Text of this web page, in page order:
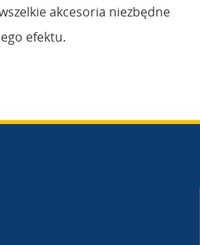
akcesoria niezbędne
efektu.